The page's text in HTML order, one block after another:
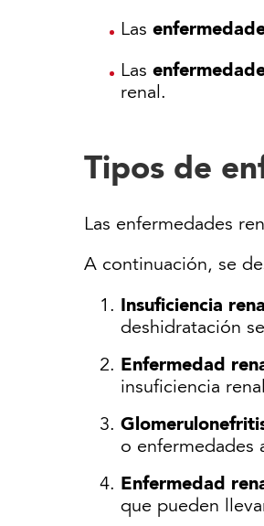
Las
Las
renal.
Tipos de
Las enfermedades
A continuación, se
Insuficiencia
deshidratación
Enfermedad
insuficiencia
o enfermedades
Enfermedad
que pueden